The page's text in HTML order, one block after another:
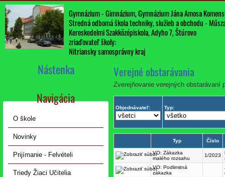
Gymnázium - Gimnázium, Gymnázium Jána Amosa
Stredná odbomá škola techniky, služieb a obchodu -
Kereskedelmi Szakközépiskola, Adyho 7, Štúrovo
zriaďovateľ školy:
Nitriansky samosprávny kraj
Nástenka
Navigácia
O škole
Novinky
Prijímanie - Felvételi
Triedy Žiaci Učitelia
Verejné obstarávania
Zverejňovanie verejných obstarávaní
Objednávateľ: Typ:
Typ Číslo
VO: Zákazka
malého rozsahu
1/2023
VO: Podlimitná
zákazka